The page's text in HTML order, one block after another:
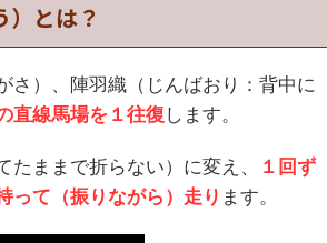
とは？
さ）、陣羽織（じんばおり：背中に
直線馬場を１往復 します。
ままで折らない）に変え、
１回ず
って（振りながら）走り ます。